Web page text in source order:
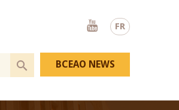
FR
Youtube
BCEAO NEWS